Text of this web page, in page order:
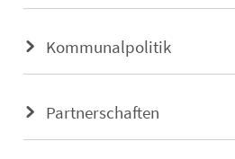
Kommunalpolitik
Partnerschaften